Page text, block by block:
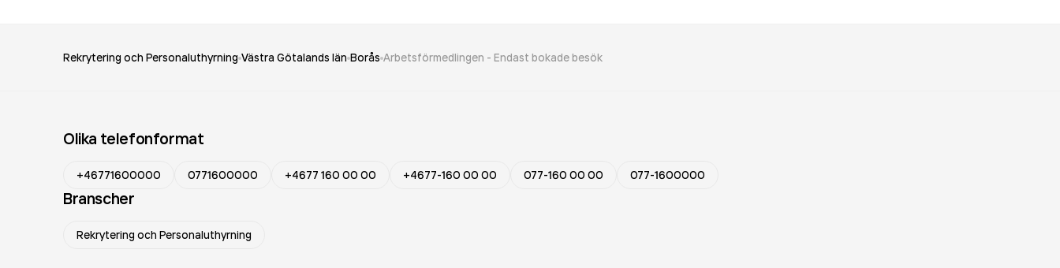
Rekrytering och Personaluthyrning Västra Götalands län Borås Arbetsförmedlingen - Endast bokade besök
Olika telefonformat
+46771600000 0771600000 +4677 160 00 00 +4677-160 00 00 077-160 00 00 077-1600000
Branscher
Rekrytering och Personaluthyrning